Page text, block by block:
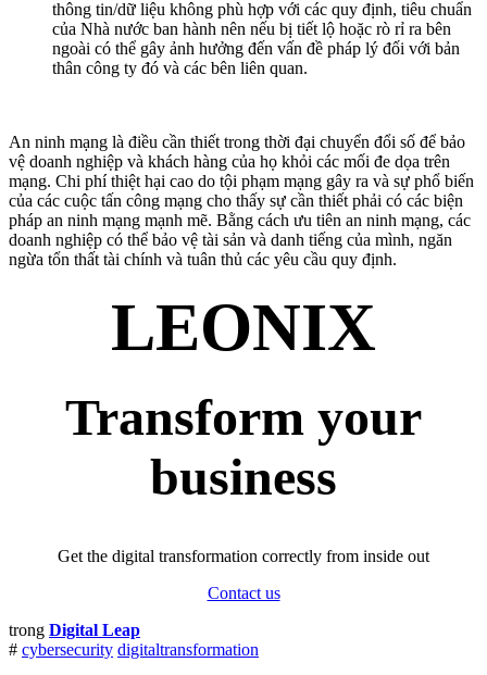
thông tin/dữ liệu không phù hợp với các quy định, tiêu chuẩn
của Nhà nước ban hành nên nếu bị tiết lộ hoặc rò rỉ ra bên
ngoài có thể gây ảnh hưởng đến vấn đề pháp lý đối với bản
thân công ty đó và các bên liên quan.
An ninh mạng là điều cần thiết trong thời đại chuyển đổi số để bảo
vệ doanh nghiệp và khách hàng của họ khỏi các mối đe dọa trên
mạng. Chi phí thiệt hại cao do tội phạm mạng gây ra và sự phổ biến
của các cuộc tấn công mạng cho thấy sự cần thiết phải có các biện
pháp an ninh mạng mạnh mẽ. Bằng cách ưu tiên an ninh mạng, các
doanh nghiệp có thể bảo vệ tài sản và danh tiếng của mình, ngăn
ngừa tổn thất tài chính và tuân thủ các yêu cầu quy định.
LEONIX
Transform your
business
Get the digital transformation correctly from inside out
Contact us
trong Digital Leap
# cybersecurity digitaltransformation